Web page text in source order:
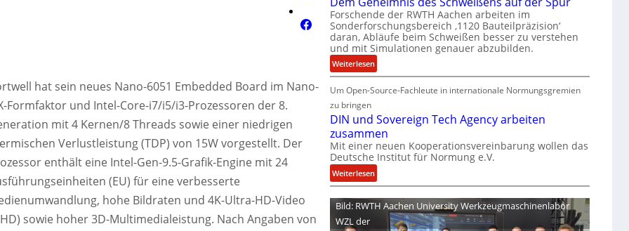
hat sein neues Nano-6051 Embedded Board im Nano-
Formfaktor und Intel-Core-i7/i5/i3-Prozessoren der 8.
mit 4 Kernen/8 Threads sowie einer niedrigen
Verlustleistung (TDP) von 15W vorgestellt. Der
enthält eine Intel-Gen-9.5-Grafik-Engine mit 24
(EU) für eine verbesserte
hohe Bildraten und 4K-Ultra-HD-Video
sowie hoher 3D-Multimedialeistung. Nach Angaben von
l
e
n
z
w
i
r
A
r
e
a
i
c
e
p
L
ü
b
r
n
m
M
i
x
a
Forschende der RWTH Aachen arbeiten im
Sonderforschungsbereich ‚1120 Bauteilpräzision‘
daran, Abläufe beim Schweißen besser zu verstehen
und mit Simulationen genauer abzubilden.
Weiterlesen:
D
e
G
e
h
e
m
n
i
Um Open-Source-Fachleute in internationale Normungsgremien
zu bringen
DIN und Sovereign Tech Agency arbeiten
zusammen
Mit einer neuen Kooperationsvereinbarung wollen das
Deutsche Institut für Normung e.V.
Weiterlesen:
D
I
N
Bild: RWTH Aachen University Werkzeugmaschinenlabor
WZL der